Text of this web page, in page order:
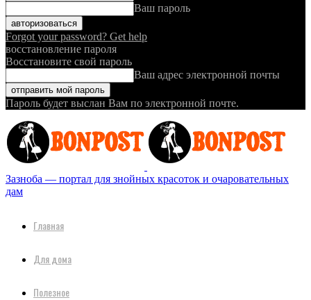
Ваш пароль
Forgot your password? Get help
восстановление пароля
Восстановите свой пароль
Ваш адрес электронной почты
Пароль будет выслан Вам по электронной почте.
Зазноба — портал для знойных красоток и очаровательных
дам
Главная
Для дома
Полезное